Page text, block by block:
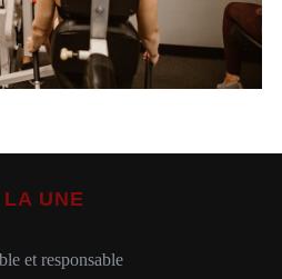
LA UNE
et responsable